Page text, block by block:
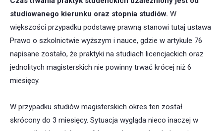
studiowanego kierunku oraz stopnia studiów. W
większości przypadku podstawę prawną stanowi tutaj ustawa
Prawo o szkolnictwie wyższym i nauce, gdzie w artykule 76
napisane zostało, że praktyki na studiach licencjackich oraz
jednolitych magisterskich nie powinny trwać krócej niż 6
miesięcy.
W przypadku studiów magisterskich okres ten został
skrócony do 3 miesięcy. Sytuacja wygląda nieco inaczej w